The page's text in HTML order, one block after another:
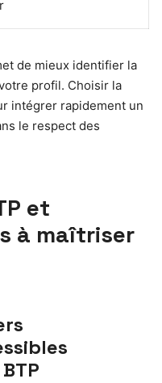
de mieux identifier la
profil. Choisir la
intégrer rapidement un
le respect des
et
à maîtriser